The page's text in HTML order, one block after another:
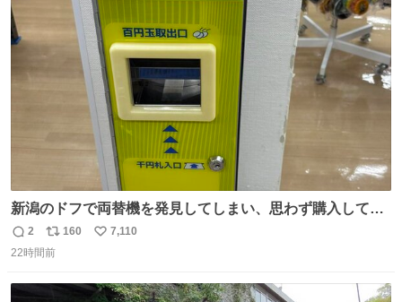
数
数
新潟のドフで両替機を発見してしまい、思わず購入してし
まい大阪に発送するイベントが発生
返
信
2
リ
ポ
ト
160
い
数
7,110
22時間前